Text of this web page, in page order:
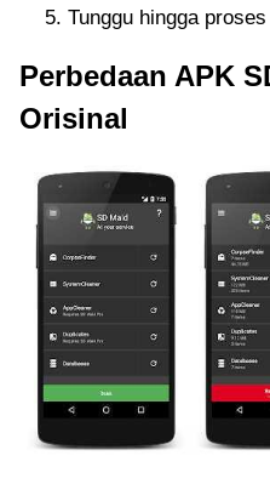
Tunggu hingga
Perbedaan APK
Orisinal